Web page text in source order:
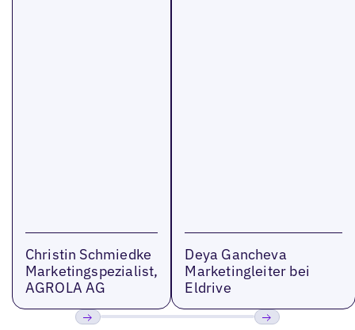
Christin Schmiedke
Marketingspezialist,
AGROLA AG
Deya Gancheva
Marketingleiter bei
Eldrive